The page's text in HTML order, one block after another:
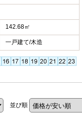
142.68㎡
一戸建て/木造
並び順